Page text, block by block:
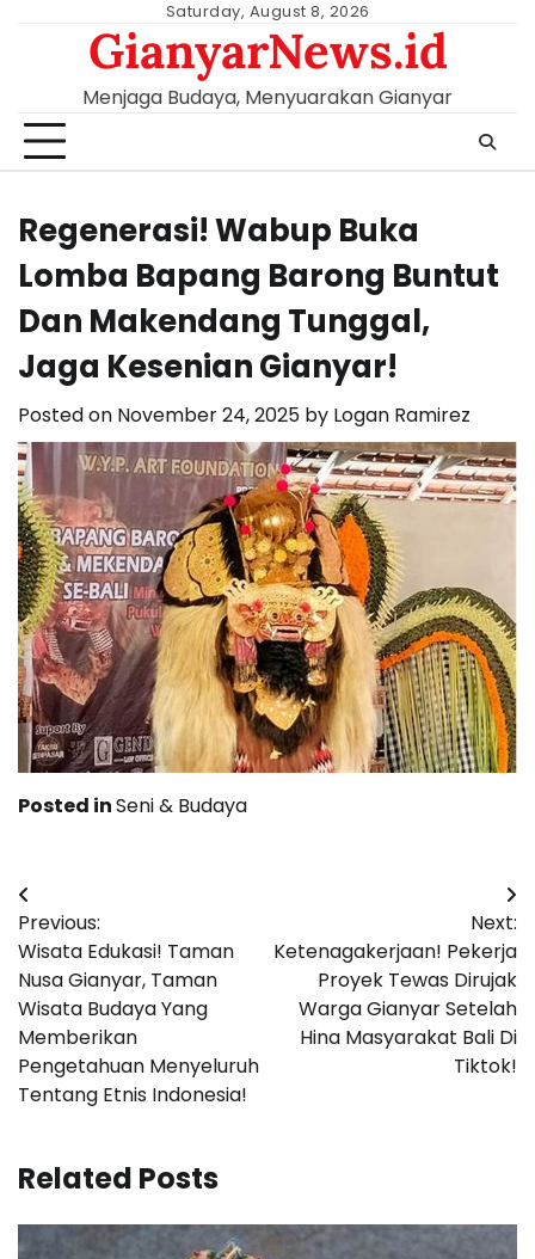
Saturday, August 8, 2026
GianyarNews.id
Menjaga Budaya, Menyuarakan Gianyar
Regenerasi! Wabup Buka
Lomba Bapang Barong Buntut
Dan Makendang Tunggal,
Jaga Kesenian Gianyar!
Posted on November 24, 2025 by Logan Ramirez
Posted inSeni & Budaya
Post
navigation
Previous:
Wisata Edukasi! Taman
Nusa Gianyar, Taman
Wisata Budaya Yang
Memberikan
Pengetahuan Menyeluruh
Tentang Etnis Indonesia!
Next:
Ketenagakerjaan! Pekerja
Proyek Tewas Dirujak
Warga Gianyar Setelah
Hina Masyarakat Bali Di
Tiktok!
Related Posts